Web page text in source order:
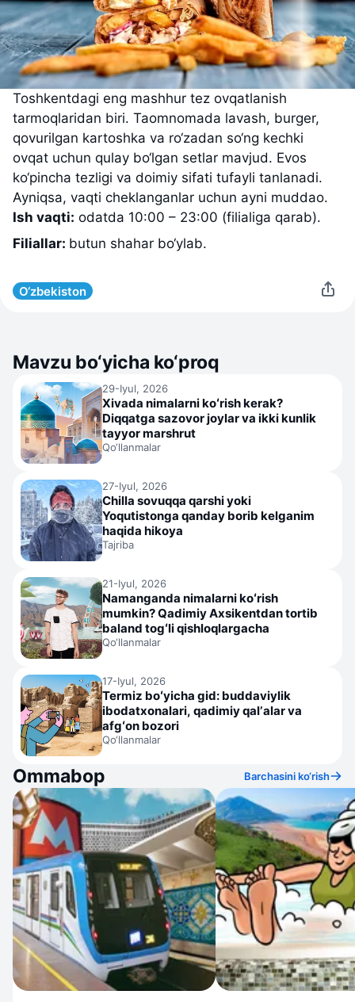
Toshkentdagi eng mashhur tez ovqatlanish
tarmoqlaridan biri. Taomnomada lavash, burger,
qovurilgan kartoshka va ro‘zadan so‘ng kechki
ovqat uchun qulay bo‘lgan setlar mavjud. Evos
ko‘pincha tezligi va doimiy sifati tufayli tanlanadi.
Ayniqsa, vaqti cheklanganlar uchun ayni muddao.
Ish vaqti: odatda 10:00 – 23:00 (filialiga qarab).
Filiallar: butun shahar bo‘ylab.
O‘zbekiston
Mavzu bo‘yicha ko‘proq
29-Iyul, 2026
Xivada nimalarni koʻrish kerak?
Diqqatga sazovor joylar va ikki kunlik
tayyor marshrut
Qo‘llanmalar
27-Iyul, 2026
Chilla sovuqqa qarshi yoki
Yoqutistonga qanday borib kelganim
haqida hikoya
Tajriba
21-Iyul, 2026
Namanganda nimalarni koʻrish
mumkin? Qadimiy Axsikentdan tortib
baland togʻli qishloqlargacha
Qo‘llanmalar
17-Iyul, 2026
Termiz boʻyicha gid: buddaviylik
ibodatxonalari, qadimiy qalʼalar va
afgʻon bozori
Qo‘llanmalar
Ommabop Barchasini ko‘rish